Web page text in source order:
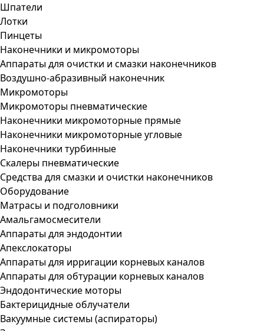
Шпатели
Лотки
Пинцеты
Наконечники и микромоторы
Аппараты для очистки и смазки наконечников
Воздушно-абразивный наконечник
Микромоторы
Микромоторы пневматические
Наконечники микромоторные прямые
Наконечники микромоторные угловые
Наконечники турбинные
Скалеры пневматические
Средства для смазки и очистки наконечников
Оборудование
Матрасы и подголовники
Амальгамосмесители
Аппараты для эндодонтии
Апекслокаторы
Аппараты для ирригации корневых каналов
Аппараты для обтурации корневых каналов
Эндодонтические моторы
Бактерицидные облучатели
Вакуумные системы (аспираторы)